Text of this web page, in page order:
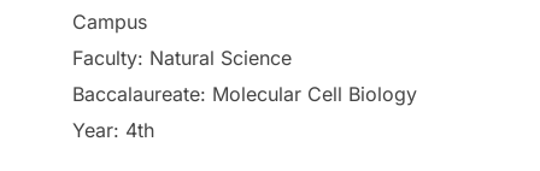
Campus
Faculty: Natural Science
Baccalaureate: Molecular Cell Biology
Year: 4th